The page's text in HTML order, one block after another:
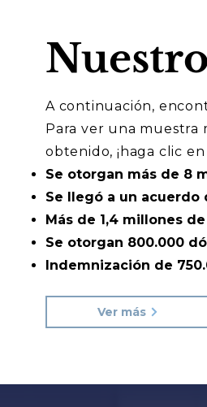
A continuación,
Para ver una muestra
obtenido, ¡haga clic
Se otorgan más de 8
Se llegó a un
Más de 1,4 millones
Se otorgan 800.000
Indemnización de
Ver más